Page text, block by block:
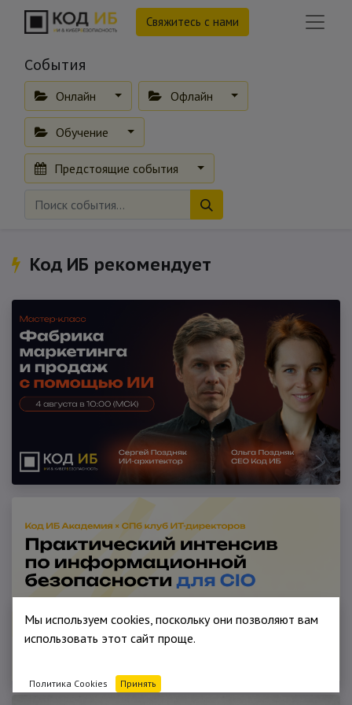
Свяжитесь с нами
События
Онлайн Офлайн
Обучение
Предстоящие события
Код ИБ рекомендует
Мы используем cookies, поскольку они позволяют вам
использовать этот сайт проще.
Политика Cookies Принять